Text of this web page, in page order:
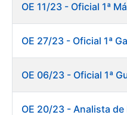
OE 27/23 - Oficial 1ª
OE 06/23 - Oficial 1ª